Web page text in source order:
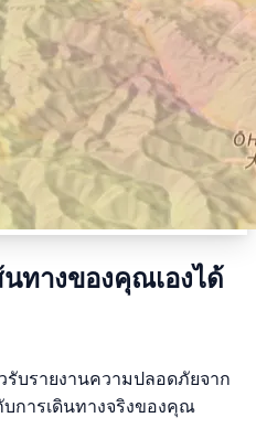
ทางของคุณเองได้
บรายงานความปลอดภัยจาก
การเดินทางจริงของคุณ